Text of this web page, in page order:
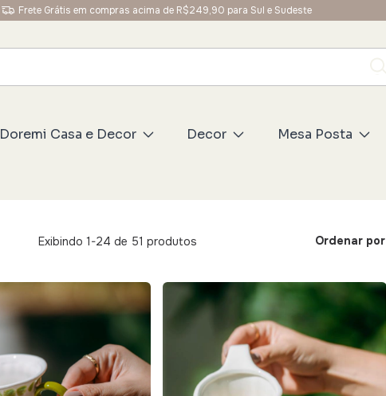
Frete Grátis em compras acima de R$249,90 para Sul e Sudeste
Doremi Casa e Decor Decor Mesa Posta
Exibindo 1-24 de 51 produtos Ordenar por